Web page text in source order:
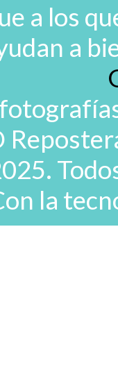
a los
a
la